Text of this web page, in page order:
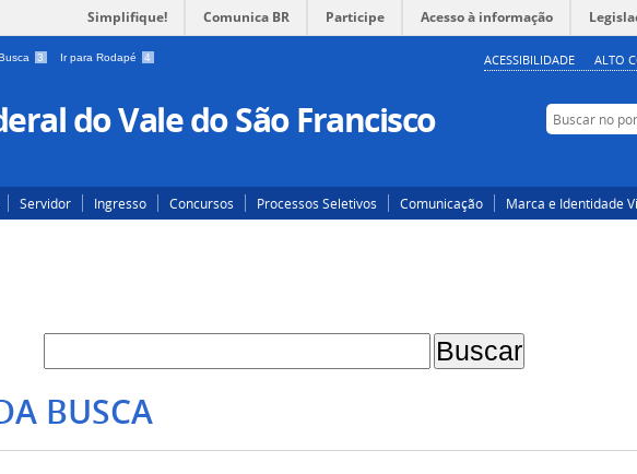
Simplifique! Comunica BR Participe Acesso à informação
3 Ir para Rodapé 4 ACESSIBILIDADE ALTO
do Vale do São Francisco Buscar no portal
Servidor Ingresso Concursos Processos Seletivos Comunicação Marca e Identidade
BUSCA